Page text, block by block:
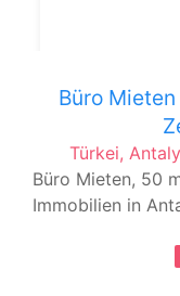
Büro
Türkei,
Büro Mieten, 50
Immobilien in